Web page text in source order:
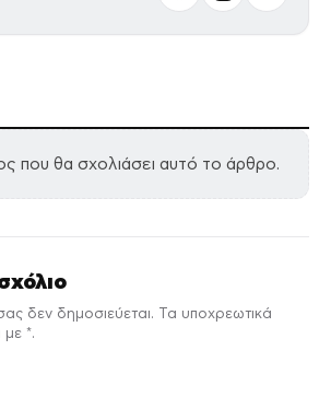
που θα σχολιάσει αυτό το άρθρο.
δεν δημοσιεύεται. Τα υποχρεωτικά
με *.